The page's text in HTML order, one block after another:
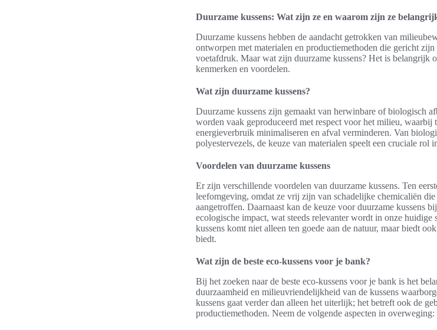
Duurzame kussens: Wat zijn ze en waarom zijn ze
Duurzame kussens hebben de aandacht getrokken van
ontworpen met materialen en productiemethoden die gericht
voetafdruk. Maar wat zijn duurzame kussens? Het is belangrijk
kenmerken en voordelen.
Wat zijn duurzame kussens?
Duurzame kussens zijn gemaakt van herwinbare of biologisch
worden vaak geproduceerd met respect voor het milieu,
energieverbruik minimaliseren en afval verminderen. Van
polyestervezels, de keuze van materialen speelt een cruciale rol
Voordelen van duurzame kussens
Er zijn verschillende voordelen van duurzame kussens. Ten
leefomgeving, omdat ze vrij zijn van schadelijke chemicaliën
aangetroffen. Daarnaast kan de keuze voor duurzame kussens
ecologische impact, wat steeds relevanter wordt in onze
kussens komt niet alleen ten goede aan de natuur, maar biedt
biedt.
Wat zijn de beste eco-kussens voor je bank?
Bij het zoeken naar de beste eco-kussens voor je bank is het
duurzaamheid en milieuvriendelijkheid van de kussens
kussens gaat verder dan alleen het uiterlijk; het betreft ook de
productiemethoden. Neem de volgende aspecten in overweging: